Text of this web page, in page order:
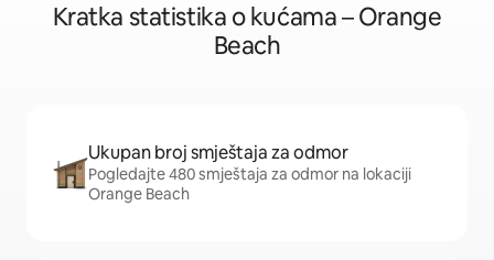
Kratka statistika o kućama – Orange
Beach
Ukupan broj smještaja za odmor
Pogledajte 480 smještaja za odmor na lokaciji
Orange Beach